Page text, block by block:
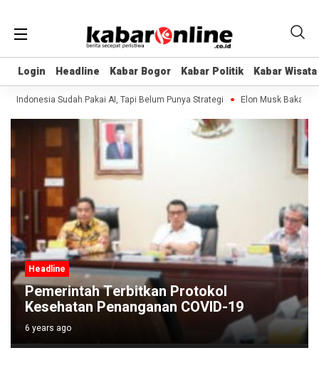
Login Headline Kabar Bogor Kabar Politik Kabar Wisata
Login Headline Kabar Bogor Kabar Politik Kabar Wisata
Sudah Pakai AI, Tapi Belum Punya Strategi Elon Musk Bakal
Headline
Pemerintah Terbitkan Protokol
Kesehatan Penanganan COVID-19
6 years ago